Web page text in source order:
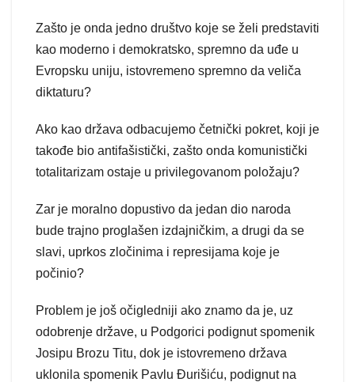
Zašto je onda jedno društvo koje se želi predstaviti
kao moderno i demokratsko, spremno da uđe u
Evropsku uniju, istovremeno spremno da veliča
diktaturu?
Ako kao država odbacujemo četnički pokret, koji je
takođe bio antifašistički, zašto onda komunistički
totalitarizam ostaje u privilegovanom položaju?
Zar je moralno dopustivo da jedan dio naroda
bude trajno proglašen izdajničkim, a drugi da se
slavi, uprkos zločinima i represijama koje je
počinio?
Problem je još očigledniji ako znamo da je, uz
odobrenje države, u Podgorici podignut spomenik
Josipu Brozu Titu, dok je istovremeno država
uklonila spomenik Pavlu Đurišiću, podignut na